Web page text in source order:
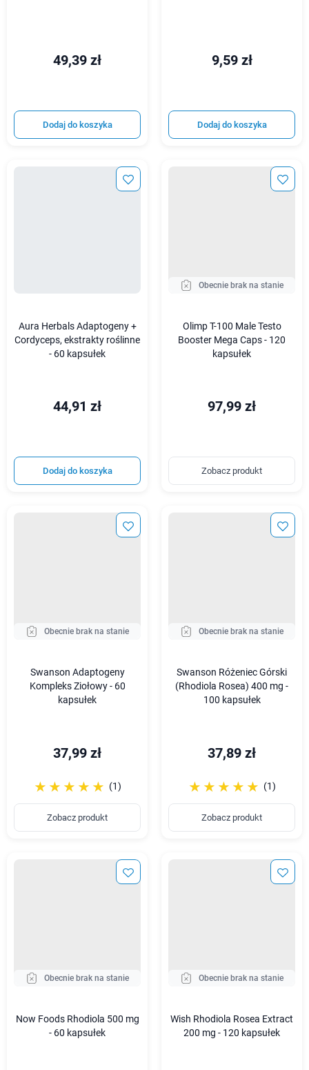
49,39 zł
Dodaj do koszyka
9,59 zł
Dodaj do koszyka
Aura Herbals Adaptogeny +
Cordyceps, ekstrakty roślinne
- 60 kapsułek
44,91 zł
Dodaj do koszyka
Obecnie brak na stanie
Olimp T-100 Male Testo
Booster Mega Caps - 120
kapsułek
97,99 zł
Zobacz produkt
Obecnie brak na stanie
Swanson Adaptogeny
Kompleks Ziołowy - 60
kapsułek
37,99 zł
☆☆☆☆☆
★★★★★ (1)
Zobacz produkt
Obecnie brak na stanie
Swanson Różeniec Górski
(Rhodiola Rosea) 400 mg -
100 kapsułek
37,89 zł
☆☆☆☆☆
★★★★★ (1)
Zobacz produkt
Obecnie brak na stanie
Now Foods Rhodiola 500 mg
- 60 kapsułek
Obecnie brak na stanie
Wish Rhodiola Rosea Extract
200 mg - 120 kapsułek